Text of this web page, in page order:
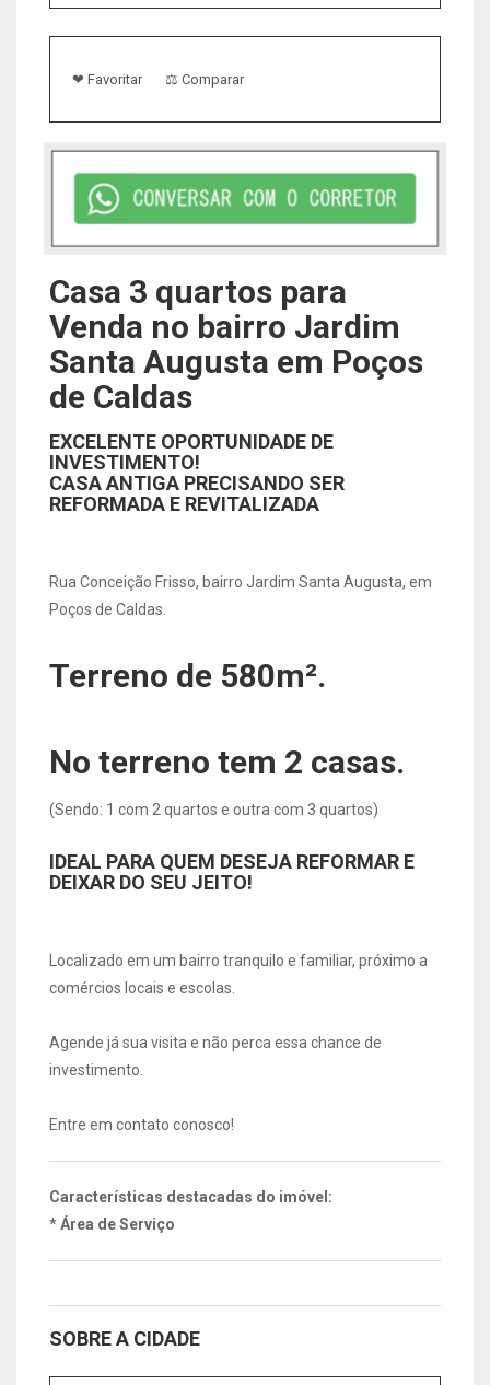
❤ Favoritar ⚖ Comparar
Casa 3 quartos para
Venda no bairro Jardim
Santa Augusta em Poços
de Caldas
EXCELENTE OPORTUNIDADE DE
INVESTIMENTO!
CASA ANTIGA PRECISANDO SER
REFORMADA E REVITALIZADA
Rua Conceição Frisso, bairro Jardim Santa Augusta, em
Poços de Caldas.
Terreno de 580m².
No terreno tem 2 casas.
(Sendo: 1 com 2 quartos e outra com 3 quartos)
IDEAL PARA QUEM DESEJA REFORMAR E
DEIXAR DO SEU JEITO!
Localizado em um bairro tranquilo e familiar, próximo a
comércios locais e escolas.
Agende já sua visita e não perca essa chance de
investimento.
Entre em contato conosco!
Características destacadas do imóvel:
* Área de Serviço
SOBRE A CIDADE